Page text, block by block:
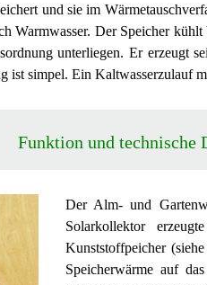
und sie im
Warmwasser. Der Speicher
unterliegen. Er erzeugt
ist simpel. Ein Kaltwasserzulauf
Funktion und technische
Der Alm- und
Solarkollektor
Kunststoffpeicher
Speicherwärme auf